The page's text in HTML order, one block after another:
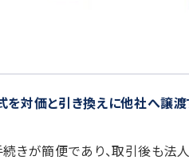
対価と引き換えに他社へ譲渡
きが簡便であり、取引後も法